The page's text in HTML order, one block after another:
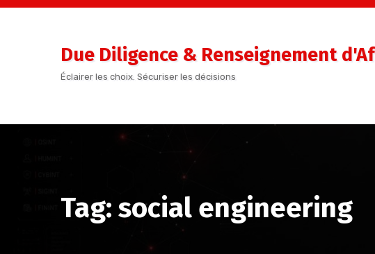
Aller
Due Diligence & Renseignement
Éclairer les choix. Sécuriser les décisions
Tag: social engineering